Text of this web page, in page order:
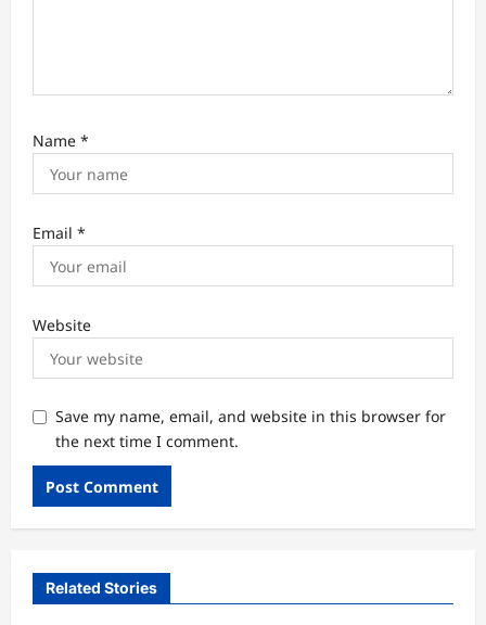
Name *
Email *
Website
Save my name, email, and website in this browser for
the next time I comment.
Related Stories